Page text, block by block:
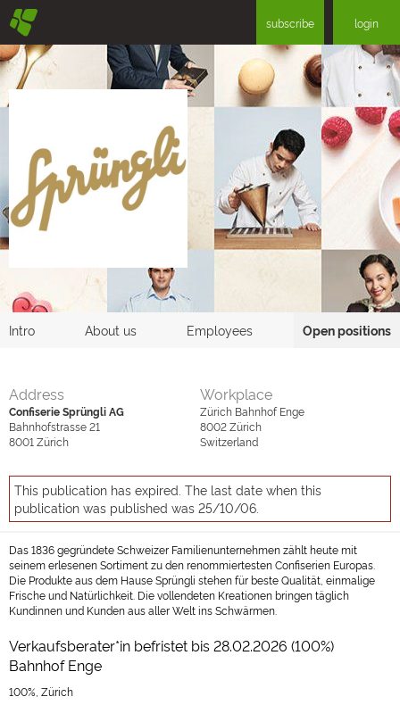
§ subscribe login
Intro About us Employees Open positions
Address
Confiserie Sprüngli AG
Bahnhofstrasse 21
8001 Zürich
Workplace
Zürich Bahnhof Enge
8002Zürich
Switzerland
This publication has expired. The last date when this
publication was published was 25/10/06.
Das 1836 gegründete Schweizer Familienunternehmen zählt heute mit
seinem erlesenen Sortiment zu den renommiertesten Confiserien Europas.
Die Produkte aus dem Hause Sprüngli stehen für beste Qualität, einmalige
Frische und Natürlichkeit. Die vollendeten Kreationen bringen täglich
Kundinnen und Kunden aus aller Welt ins Schwärmen.
Verkaufsberater*in befristet bis 28.02.2026 (100%)
Bahnhof Enge
100%, Zürich